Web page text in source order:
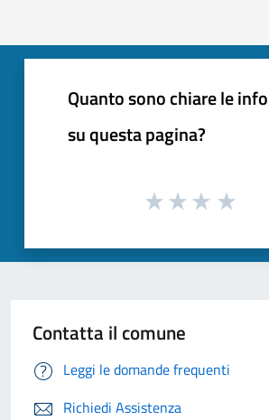
Quanto sono chiare le
su questa pagina?
Contatta il comune
Leggi le domande frequenti
Richiedi Assistenza